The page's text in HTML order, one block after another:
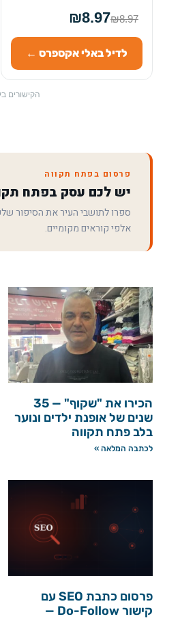
₪8.97₪8.97
לדיל באלי אקספרס ←
הקישורים
פרסום בפתח תקווה
יש לכם עסק בפתח
ספרו לתושבי העיר את הסיפור
אלפי קוראים מקומיים.
הכירו את "שקוף" — 35
שנים של אופנת ילדים ונוער
בלב פתח תקווה
לכתבה המלאה »
פרסום כתבת SEO עם
קישור Do-Follow —